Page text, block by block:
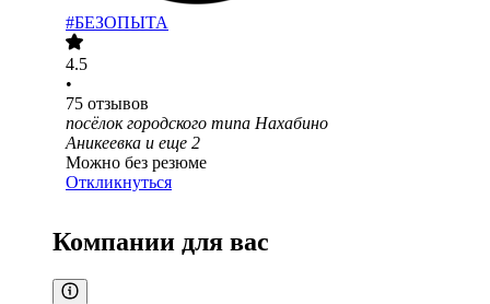
#БЕЗОПЫТА
4.5
•
75 отзывов
посёлок городского типа Нахабино
Аникеевка и еще 2
Можно без резюме
Откликнуться
Компании для вас